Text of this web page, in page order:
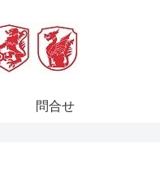
問合せ